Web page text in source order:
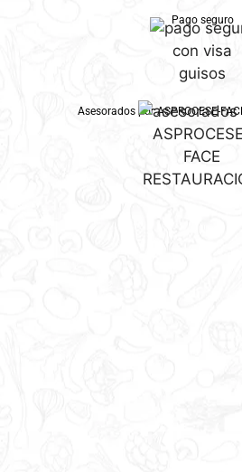
Pago seguro
Asesorados por ASPROCESE-